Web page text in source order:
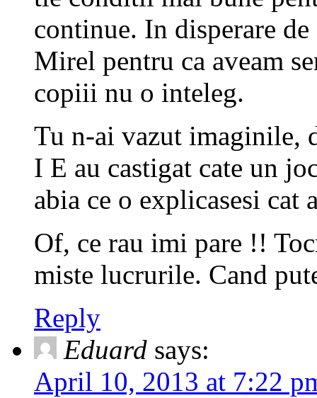
continue. In disperare
Mirel pentru ca aveam
copiii nu o inteleg.
Tu n-ai vazut imaginile,
I E au castigat cate un
abia ce o explicasesi cat
Of, ce rau imi pare !!
miste lucrurile. Cand
Reply
Eduard says:
April 10, 2013 at 7:22